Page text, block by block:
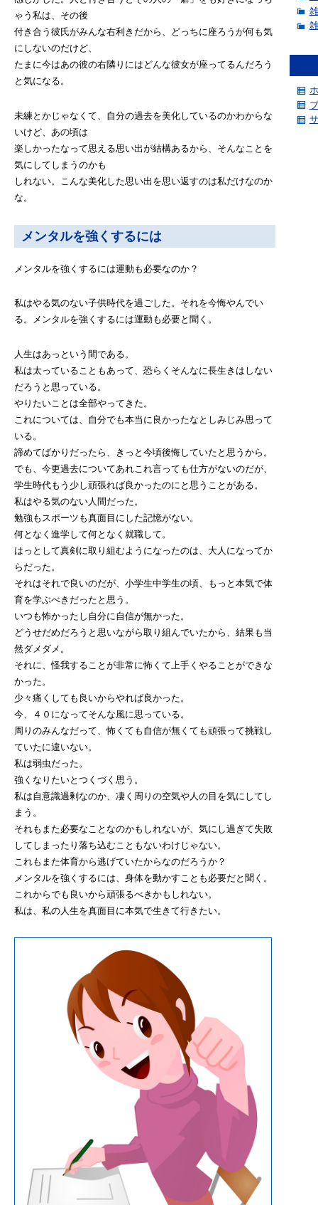
ゃう私は、その後
付き合う彼氏がみんな右利きだから、どっちに座ろうが何も気
にしないのだけど、
たまに今はあの彼の右隣りにはどんな彼女が座ってるんだろう
と気になる。
未練とかじゃなくて、自分の過去を美化しているのかわからな
いけど、あの頃は
楽しかったなって思える思い出が結構あるから、そんなことを
気にしてしまうのかも
しれない。こんな美化した思い出を思い返すのは私だけなのか
な。
メンタルを強くするには
メンタルを強くするには運動も必要なのか？
私はやる気のない子供時代を過ごした。それを今悔やんでい
る。メンタルを強くするには運動も必要と聞く。
人生はあっという間である。
私は太っていることもあって、恐らくそんなに長生きはしない
だろうと思っている。
やりたいことは全部やってきた。
これについては、自分でも本当に良かったなとしみじみ思って
いる。
諦めてばかりだったら、きっと今頃後悔していたと思うから。
でも、今更過去についてあれこれ言っても仕方がないのだが、
学生時代もう少し頑張れば良かったのにと思うことがある。
私はやる気のない人間だった。
勉強もスポーツも真面目にした記憶がない。
何となく進学して何となく就職して。
はっとして真剣に取り組むようになったのは、大人になってか
らだった。
それはそれで良いのだが、小学生中学生の頃、もっと本気で体
育を学ぶべきだったと思う。
いつも怖かったし自分に自信が無かった。
どうせだめだろうと思いながら取り組んでいたから、結果も当
然ダメダメ。
それに、怪我することが非常に怖くて上手くやることができな
かった。
少々痛くしても良いからやれば良かった。
今、４０になってそんな風に思っている。
周りのみんなだって、怖くても自信が無くても頑張って挑戦し
ていたに違いない。
私は弱虫だった。
強くなりたいとつくづく思う。
私は自意識過剰なのか、凄く周りの空気や人の目を気にしてし
まう。
それもまた必要なことなのかもしれないが、気にし過ぎて失敗
してしまったり落ち込むこともないわけじゃない。
これもまた体育から逃げていたからなのだろうか？
メンタルを強くするには、身体を動かすことも必要だと聞く。
これからでも良いから頑張るべきかもしれない。
私は、私の人生を真面目に本気で生きて行きたい。